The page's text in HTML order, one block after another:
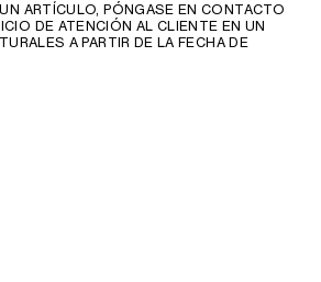
ARTÍCULO, PÓNGASE EN CONTACTO
DE ATENCIÓN AL CLIENTE EN UN
A PARTIR DE LA FECHA DE